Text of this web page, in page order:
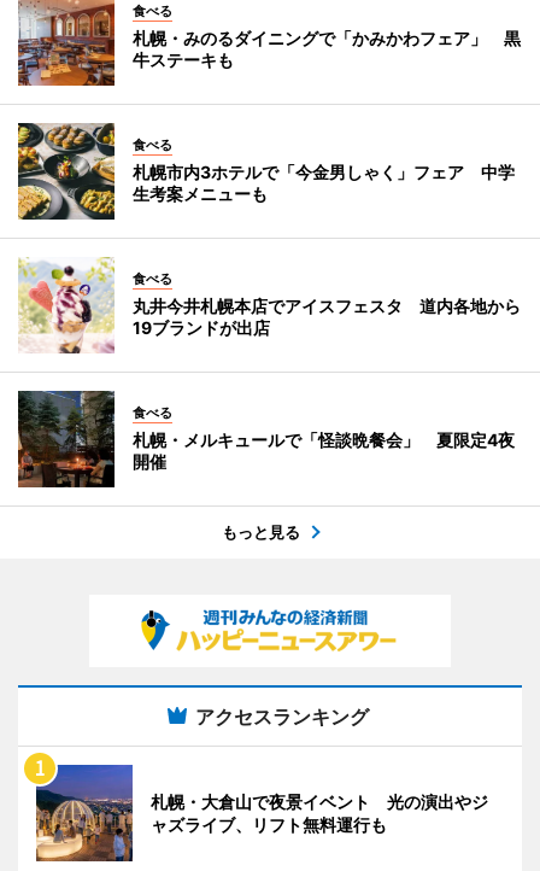
食べる
札幌・みのるダイニングで「かみかわフェア」 黒
牛ステーキも
食べる
札幌市内3ホテルで「今金男しゃく」フェア 中学
生考案メニューも
食べる
丸井今井札幌本店でアイスフェスタ 道内各地から
19ブランドが出店
食べる
札幌・メルキュールで「怪談晩餐会」 夏限定4夜
開催
もっと見る
アクセスランキング
札幌・大倉山で夜景イベント 光の演出やジ
ャズライブ、リフト無料運行も